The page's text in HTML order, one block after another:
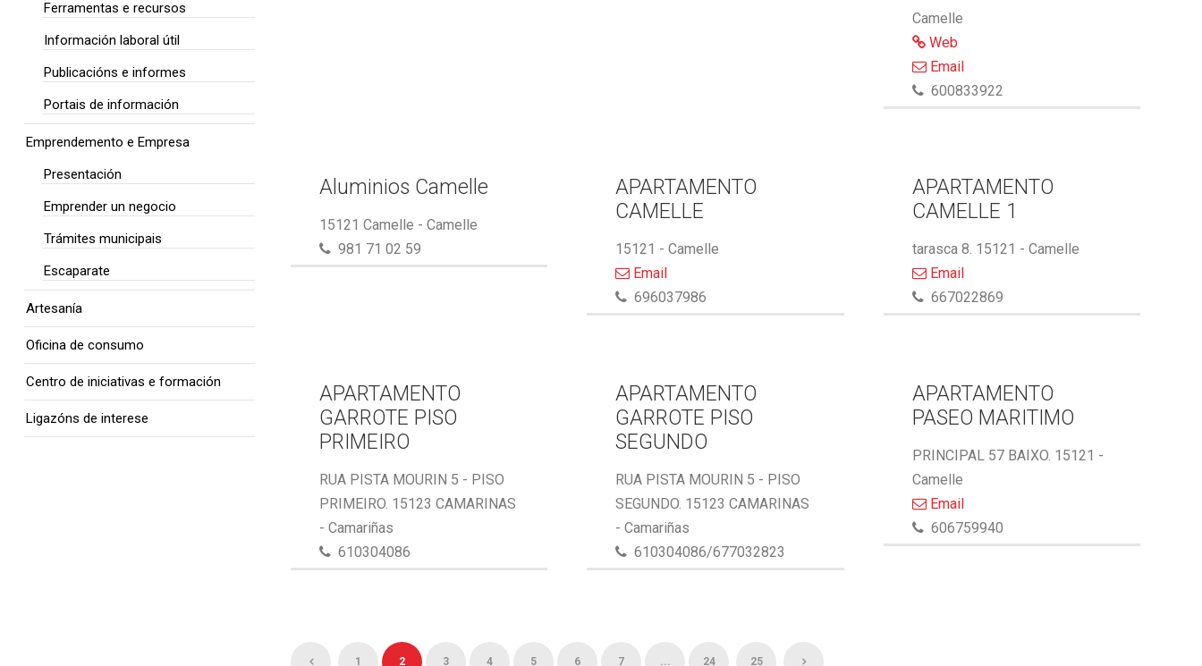
Camelle
Web
Email
600833922
Aluminios Camelle
15121 Camelle - Camelle
981 71 02 59
APARTAMENTO
CAMELLE
15121 - Camelle
Email
696037986
APARTAMENTO
CAMELLE 1
tarasca 8. 15121 - Camelle
Email
667022869
APARTAMENTO
GARROTE PISO
PRIMEIRO
RUA PISTA MOURIN 5 - PISO
PRIMEIRO. 15123 CAMARINAS
- Camariñas
610304086
APARTAMENTO
GARROTE PISO
SEGUNDO
RUA PISTA MOURIN 5 - PISO
SEGUNDO. 15123 CAMARINAS
- Camariñas
610304086/677032823
APARTAMENTO
PASEO MARITIMO
PRINCIPAL 57 BAIXO. 15121 -
Camelle
Email
606759940
1 2 3 4 5 6 7 ... 24 25
Ferramentas e recursos
Información laboral útil
Publicacións e informes
Portais de información
Emprendemento e Empresa
Presentación
Emprender un negocio
Trámites municipais
Escaparate
Artesanía
Oficina de consumo
Centro de iniciativas e formación
Ligazóns de interese